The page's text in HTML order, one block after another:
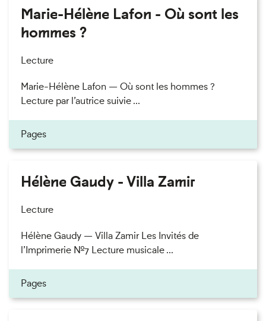
Marie-Hélène Lafon - Où sont les
hommes ?
Lecture
Marie-Hélène Lafon — Où sont les hommes ?
Lecture par l’autrice suivie ...
Pages
Hélène Gaudy - Villa Zamir
Lecture
Hélène Gaudy — Villa Zamir Les Invités de
l’Imprimerie n°7 Lecture musicale ...
Pages